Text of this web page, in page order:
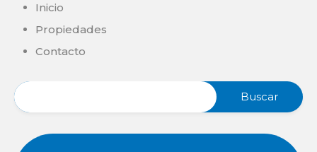
Inicio
Propiedades
Contacto